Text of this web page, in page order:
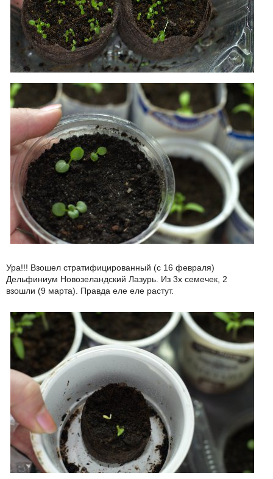
Ура!!! Взошел стратифицированный (с 16 февраля)
Дельфиниум Новозеландский Лазурь. Из 3х семечек, 2
взошли (9 марта). Правда еле еле растут.